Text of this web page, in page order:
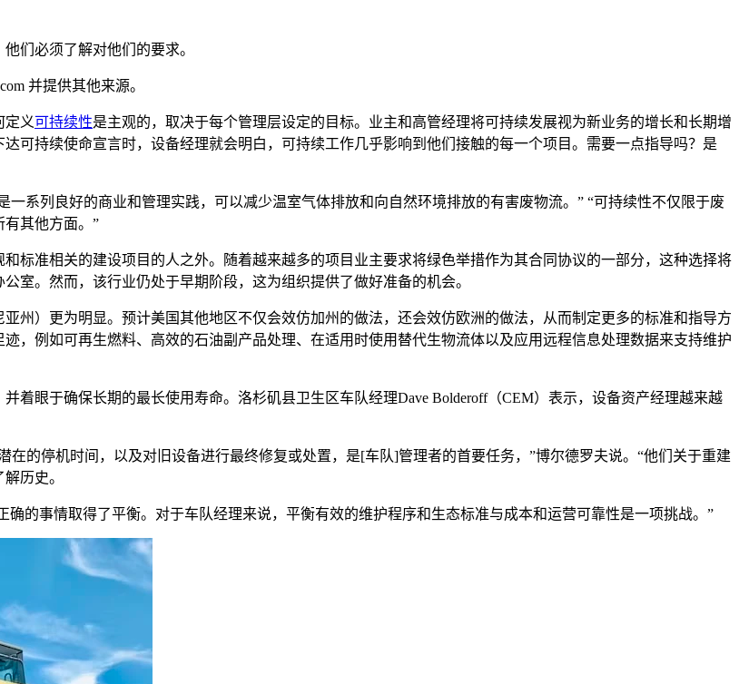
们必须了解对他们的要求。
并提供其他来源。
定义可持续性是主观的，取决于每个管理层设定的目标。业主和高管经理将可持续发展视为新业务的增长和长期增
可持续使命宣言时，设备经理就会明白，可持续工作几乎影响到他们接触的每一个项目。需要一点指导吗？是
一系列良好的商业和管理实践，可以减少温室气体排放和向自然环境排放的有害废物流。” “可持续性不仅限于废
其他方面。”
标准相关的建设项目的人之外。随着越来越多的项目业主要求将绿色举措作为其合同协议的一部分，这种选择将
室。然而，该行业仍处于早期阶段，这为组织提供了做好准备的机会。
州）更为明显。预计美国其他地区不仅会效仿加州的做法，还会效仿欧洲的做法，从而制定更多的标准和指导方
，例如可再生燃料、高效的石油副产品处理、在适用时使用替代生物流体以及应用远程信息处理数据来支持维护
着眼于确保长期的最长使用寿命。洛杉矶县卫生区车队经理Dave Bolderoff（CEM）表示，设备资产经理越来越
的停机时间，以及对旧设备进行最终修复或处置，是[车队]管理者的首要任务，”博尔德罗夫说。“他们关于重建
历史。
的事情取得了平衡。对于车队经理来说，平衡有效的维护程序和生态标准与成本和运营可靠性是一项挑战。”